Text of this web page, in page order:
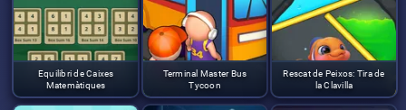
Equilibri de Caixes
Matemàtiques
Terminal Master Bus
Tycoon
Rescat de Peixos: Tira de
la Clavilla